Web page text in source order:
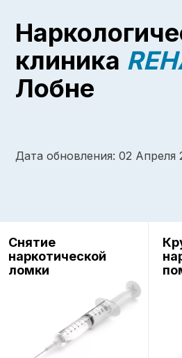
клиника
Лобне
Дата обновления: 02 Апреля
Снятие
наркотической
ломки